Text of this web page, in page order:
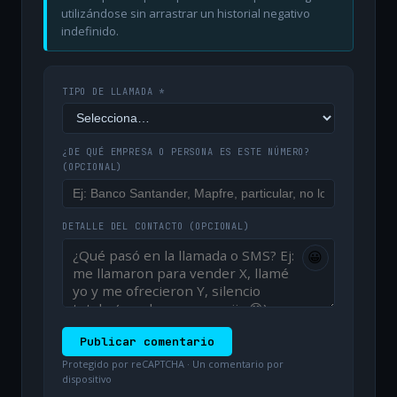
utilizándose sin arrastrar un historial negativo
indefinido.
TIPO DE LLAMADA *
¿DE QUÉ EMPRESA O PERSONA ES ESTE NÚMERO?
(OPCIONAL)
DETALLE DEL CONTACTO (OPCIONAL)
😀
Publicar comentario
Protegido por reCAPTCHA · Un comentario por
dispositivo